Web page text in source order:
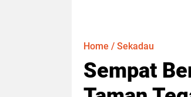
Home / Sekadau
Sempat